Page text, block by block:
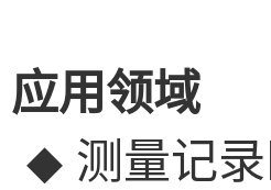
应用领域
◆ 测量记